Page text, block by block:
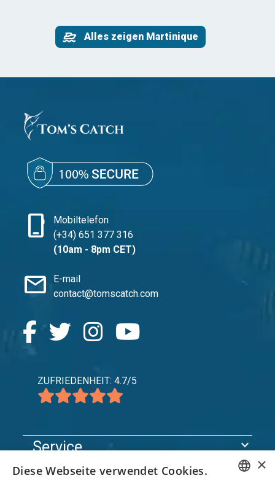
Alles zeigen Martinique
phone_iphone
Mobiltelefon
(+34) 651 377 316
(10am - 8pm CET)
mail
E-mail
contact@tomscatch.com
ZUFRIEDENHEIT: 4.7/5
Service expand_more
Entdecken Sie expand_more ×
Diese Webseite verwendet Cookies.